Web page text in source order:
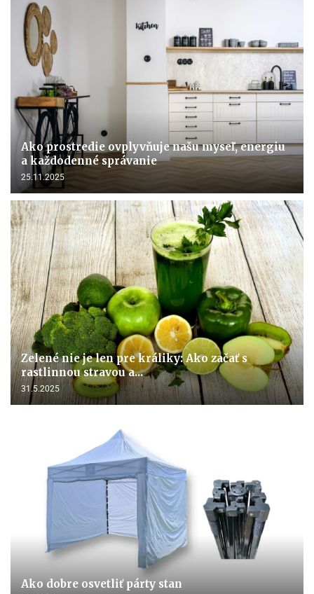
Ako prostredie ovplyvňuje našu myseľ, energiu
a každodenné správanie
25.11.2025
Zelené nie je len pre králiky: Ako začať s
rastlinnou stravou a...
31.5.2025
Ako dobre osvetliť párty stan